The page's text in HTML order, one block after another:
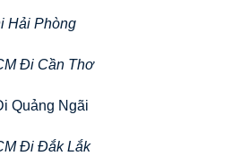
Hải Phòng
Đi Cần Thơ
Quảng Ngãi
Đi Đắk Lắk